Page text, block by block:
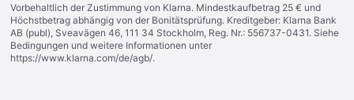
Vorbehaltlich der Zustimmung von Klarna. Mindestkaufbetrag 25 € und
Höchstbetrag abhängig von der Bonitätsprüfung. Kreditgeber: Klarna Bank
AB (publ), Sveavägen 46, 111 34 Stockholm, Reg. Nr.: 556737-0431. Siehe
Bedingungen und weitere Informationen unter
https://www.klarna.com/de/agb/.